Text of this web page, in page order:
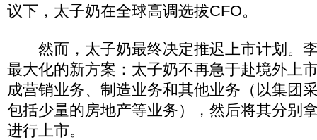
议下，太子奶在全球高调选拔CFO。
然而，太子奶最终决定推迟上市计划。
最大化的新方案：太子奶不再急于赴境外上
成营销业务、制造业务和其他业务（以集团
包括少量的房地产等业务），然后将其分别
进行上市。